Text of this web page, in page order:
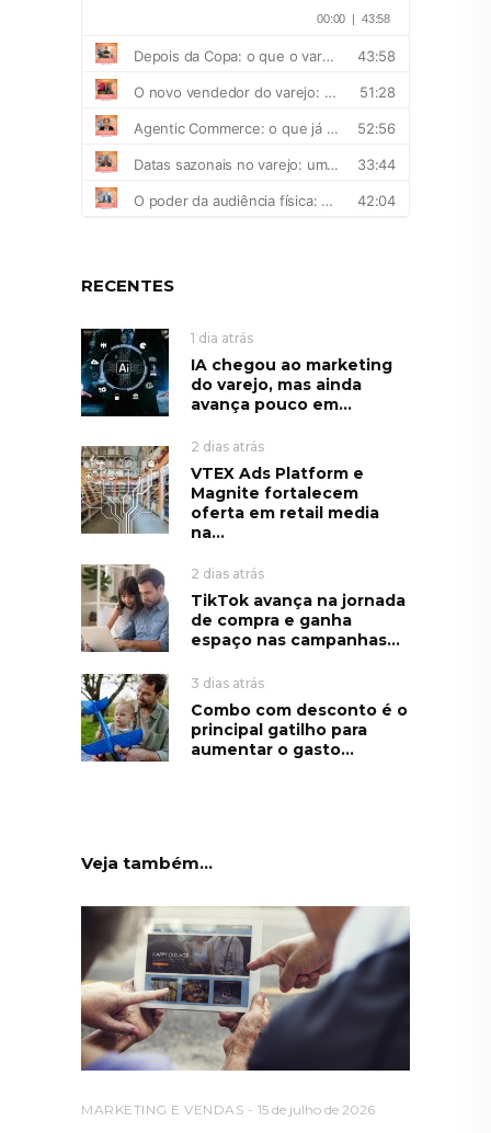
RECENTES
1 dia atrás
IA chegou ao marketing
do varejo, mas ainda
avança pouco em...
2 dias atrás
VTEX Ads Platform e
Magnite fortalecem
oferta em retail media
na...
2 dias atrás
TikTok avança na jornada
de compra e ganha
espaço nas campanhas...
3 dias atrás
Combo com desconto é o
principal gatilho para
aumentar o gasto...
Veja também...
MARKETING E VENDAS 15 de julho de 2026